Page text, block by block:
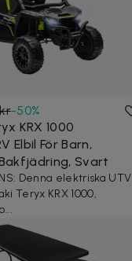
-50%
KRX 1000
Elbil För Barn,
Svart
Denna elektriska UTV
Teryx KRX 1000,